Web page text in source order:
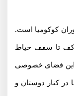
کوکومیا است.
کف تا سفف حیاط
این فضای خصوصی
کنار دوستان و